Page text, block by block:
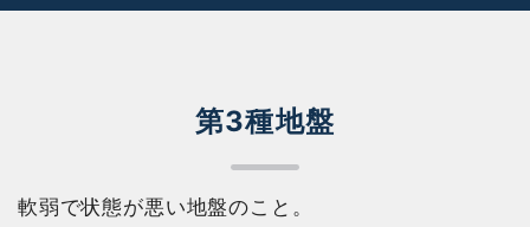
第3種地盤
軟弱で状態が悪い地盤のこと。